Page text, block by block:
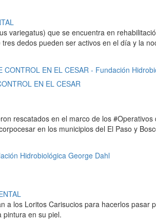
variegatus) que se encuentra en
dedos pueden ser activos en el día y la
EN EL CESAR
rescatados en el marco de los
en los municipios del El Paso y
a los Loritos Carisucios para hacerlos
pintura en su piel.